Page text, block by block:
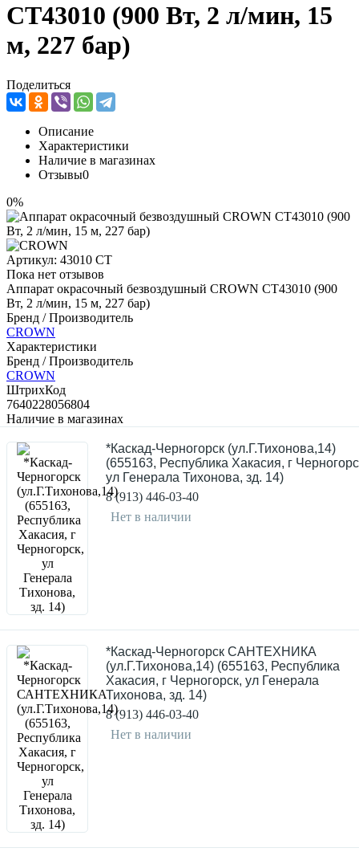
CT43010 (900 Вт, 2 л/мин, 15
м, 227 бар)
Поделиться
Описание
Характеристики
Наличие в магазинах
Отзывы0
0%
Артикул: 43010 СТ
Пока нет отзывов
Аппарат окрасочный безвоздушный CROWN CT43010 (900
Вт, 2 л/мин, 15 м, 227 бар)
Бренд / Производитель
CROWN
Характеристики
Бренд / Производитель
CROWN
ШтрихКод
7640228056804
Наличие в магазинах
*Каскад-Черногорск (ул.Г.Тихонова,14)
(655163, Республика Хакасия, г
ул Генерала Тихонова, зд. 14)
8 (913) 446-03-40
Нет в наличии
*Каскад-Черногорск САНТЕХНИКА
(ул.Г.Тихонова,14) (655163, Республика
Хакасия, г Черногорск, ул Генерала
Тихонова, зд. 14)
8 (913) 446-03-40
Нет в наличии